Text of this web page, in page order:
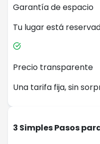
Garantía de espacio
Tu lugar está
Precio transparente
Una tarifa fija, sin
3 Simples Pasos